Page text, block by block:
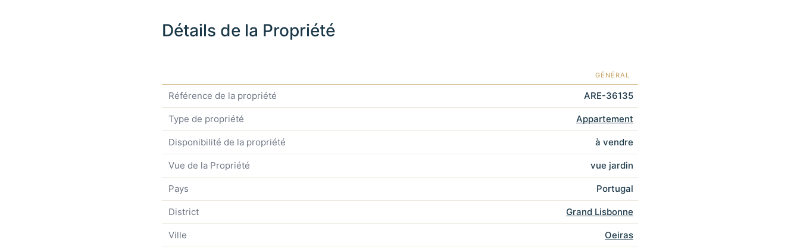
Détails de la Propriété
GÉNÉRAL
Référence de la propriété ARE-36135
Type de propriété Appartement
Disponibilité de la propriété à vendre
Vue de la Propriété vue jardin
Pays Portugal
District Grand Lisbonne
Ville Oeiras